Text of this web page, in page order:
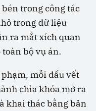
trong công tác
trong dữ liệu
ra mắt xích quan
bộ vụ án.
mỗi dấu vết
chìa khóa mở ra
khai thác bằng bản